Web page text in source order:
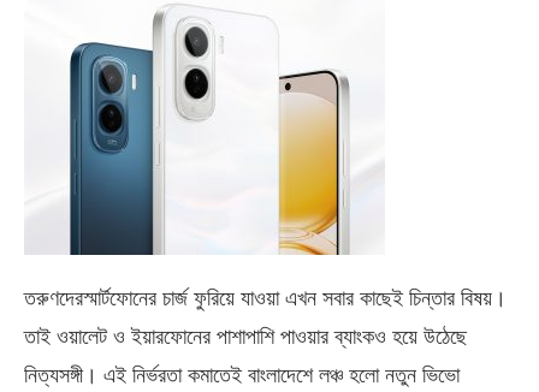
তরুণদেরস্মার্টফোনের চার্জ ফুরিয়ে যাওয়া এখন সবার কাছেই চিন্তার বিষয়।
তাই ওয়ালেট ও ইয়ারফোনের পাশাপাশি পাওয়ার ব্যাংকও হয়ে উঠেছে
নিত্যসঙ্গী। এই নির্ভরতা কমাতেই বাংলাদেশে লঞ্চ হলো নতুন ভিভো